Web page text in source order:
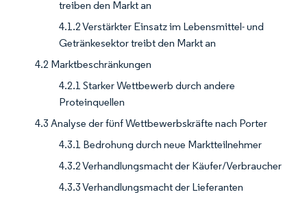
treiben den Markt an
4.1.2 Verstärkter Einsatz im Lebensmittel- und
Getränkesektor treibt den Markt an
4.2 Marktbeschränkungen
4.2.1 Starker Wettbewerb durch andere
Proteinquellen
4.3 Analyse der fünf Wettbewerbskräfte nach Porter
4.3.1 Bedrohung durch neue Marktteilnehmer
4.3.2 Verhandlungsmacht der Käufer/Verbraucher
4.3.3 Verhandlungsmacht der Lieferanten